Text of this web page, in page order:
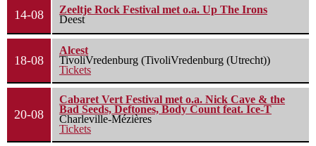
14-08
Zeeltje Rock Festival met o.a. Up The Irons
Deest
18-08
Alcest
TivoliVredenburg (TivoliVredenburg (Utrecht))
Tickets
20-08
Cabaret Vert Festival met o.a. Nick Cave & the
Bad Seeds, Deftones, Body Count feat. Ice-T
Charleville-Mézières
Tickets